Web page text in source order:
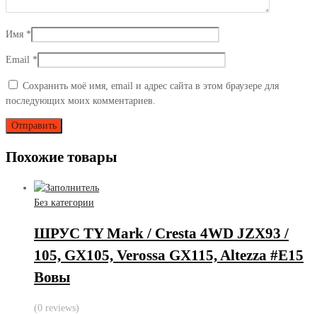
Имя *
Email *
Сохранить моё имя, email и адрес сайта в этом браузере для
последующих моих комментариев.
Похожие товары
Без категории
ШРУС TY Mark / Cresta 4WD JZX93 /
105, GX105, Verossa GX115, Altezza #E15
Вовы
(0 reviews)